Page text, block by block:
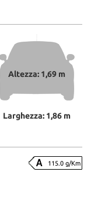
Altezza: 1,69 m
Larghezza: 1,86 m
115.0 g/Km